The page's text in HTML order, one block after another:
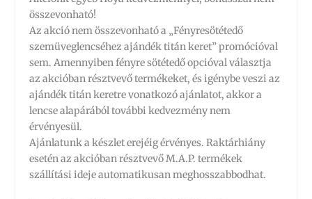
összevonható!
Az akció nem összevonható a „Fényresötétedő
szemüveglencséhez ajándék titán keret” promócióval
sem. Amennyiben fényre sötétedő opcióval választja
az akcióban résztvevő termékeket, és igénybe veszi az
ajándék titán keretre vonatkozó ajánlatot, akkor a
lencse alapárából további kedvezmény nem
érvényesül.
Ajánlatunk a készlet erejéig érvényes. Raktárhiány
esetén az akcióban résztvevő M.A.P. termékek
szállítási ideje automatikusan meghosszabbodhat.